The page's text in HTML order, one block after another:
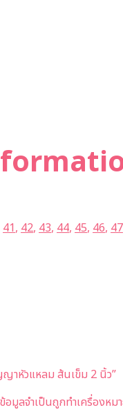
41, 42, 43, 44, 45, 46, 47
าหัวแหลม ส้นเข็ม 2 นิ้ว”
อมูลจำเป็นถูกทำเครื่องหม